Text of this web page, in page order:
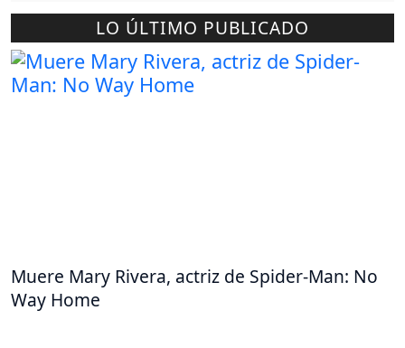
LO ÚLTIMO PUBLICADO
Muere Mary Rivera, actriz de Spider-Man: No
Way Home